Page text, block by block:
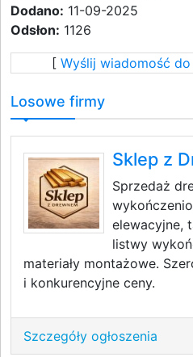
Dodano: 11-09-2025
Odsłon: 1126
[ Wyślij wiadomość
Losowe firmy
Sklep z
Sprzedaż
elewacyjne,
listwy
materiały montażowe.
i konkurencyjne ceny.
Szczegóły ogłoszenia